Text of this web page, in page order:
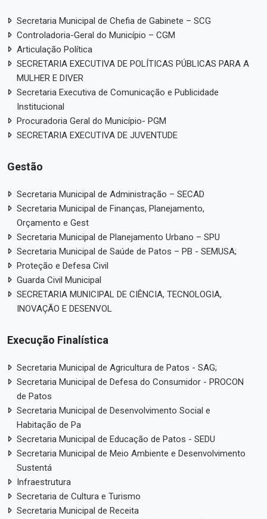
Secretaria Municipal de Chefia de Gabinete – SCG
Controladoria-Geral do Município – CGM
Articulação Política
SECRETARIA EXECUTIVA DE POLÍTICAS PÚBLICAS PARA A
MULHER E DIVER
Secretaria Executiva de Comunicação e Publicidade
Institucional
Procuradoria Geral do Município- PGM
SECRETARIA EXECUTIVA DE JUVENTUDE
Gestão
Secretaria Municipal de Administração – SECAD
Secretaria Municipal de Finanças, Planejamento,
Orçamento e Gest
Secretaria Municipal de Planejamento Urbano – SPU
Secretaria Municipal de Saúde de Patos – PB - SEMUSA;
Proteção e Defesa Civil
Guarda Civil Municipal
SECRETARIA MUNICIPAL DE CIÊNCIA, TECNOLOGIA,
INOVAÇÃO E DESENVOL
Execução Finalística
Secretaria Municipal de Agricultura de Patos - SAG;
Secretaria Municipal de Defesa do Consumidor - PROCON
de Patos
Secretaria Municipal de Desenvolvimento Social e
Habitação de Pa
Secretaria Municipal de Educação de Patos - SEDU
Secretaria Municipal de Meio Ambiente e Desenvolvimento
Sustentá
Infraestrutura
Secretaria de Cultura e Turismo
Secretaria Municipal de Receita